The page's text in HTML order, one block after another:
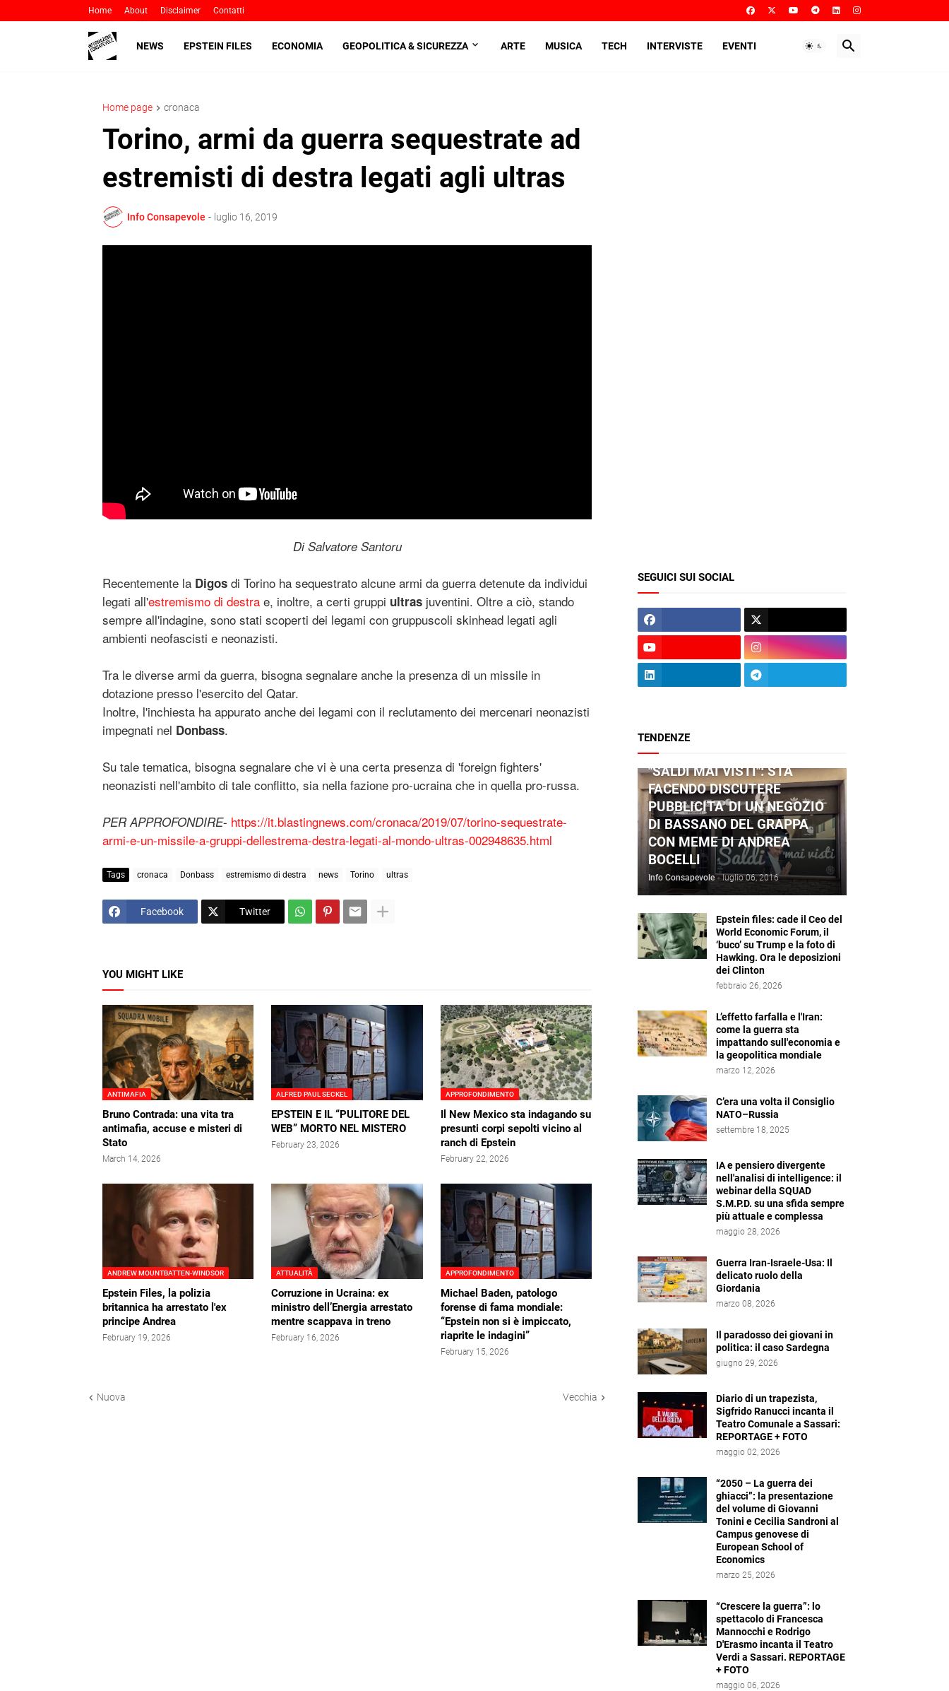
Home About Disclaimer Contatti
NEWS EPSTEIN FILES ECONOMIA GEOPOLITICA & SICUREZZA ARTE MUSICA TECH INTERVISTE EVENTI
Home page cronaca
Torino, armi da guerra sequestrate ad
estremisti di destra legati agli ultras
Info Consapevole - luglio 16, 2019
Di Salvatore Santoru
Recentemente la Digos di Torino ha sequestrato alcune armi da guerra detenute da individui
legati all'estremismo di destra e, inoltre, a certi gruppi ultras juventini. Oltre a ciò, stando
sempre all'indagine, sono stati scoperti dei legami con gruppuscoli skinhead legati agli
ambienti neofascisti e neonazisti.
Tra le diverse armi da guerra, bisogna segnalare anche la presenza di un missile in
dotazione presso l'esercito del Qatar.
Inoltre, l'inchiesta ha appurato anche dei legami con il reclutamento dei mercenari neonazisti
impegnati nel Donbass.
Su tale tematica, bisogna segnalare che vi è una certa presenza di 'foreign fighters'
neonazisti nell'ambito di tale conflitto, sia nella fazione pro-ucraina che in quella pro-russa.
PER APPROFONDIRE- https://it.blastingnews.com/cronaca/2019/07/torino-sequestrate-
armi-e-un-missile-a-gruppi-dellestrema-destra-legati-al-mondo-ultras-002948635.html
Tags cronaca Donbass estremismo di destra news Torino ultras
Facebook Twitter
YOU MIGHT LIKE
ANTIMAFIA
Bruno Contrada: una vita tra
antimafia, accuse e misteri di
Stato
March 14, 2026
ALFRED PAUL SECKEL
EPSTEIN E IL “PULITORE DEL
WEB” MORTO NEL MISTERO
February 23, 2026
APPROFONDIMENTO
Il New Mexico sta indagando su
presunti corpi sepolti vicino al
ranch di Epstein
February 22, 2026
ANDREW MOUNTBATTEN‑WINDSOR
Epstein Files, la polizia
britannica ha arrestato l'ex
principe Andrea
February 19, 2026
ATTUALITÀ
Corruzione in Ucraina: ex
ministro dell’Energia arrestato
mentre scappava in treno
February 16, 2026
APPROFONDIMENTO
Michael Baden, patologo
forense di fama mondiale:
“Epstein non si è impiccato,
riaprite le indagini”
February 15, 2026
Nuova Vecchia
SEGUICI SUI SOCIAL
TENDENZE
"SALDI MAI VISTI": STA
FACENDO DISCUTERE
PUBBLICITA' DI UN NEGOZIO
DI BASSANO DEL GRAPPA
CON MEME DI ANDREA
BOCELLI
Info Consapevole - luglio 06, 2016
Epstein files: cade il Ceo del
World Economic Forum, il
‘buco’ su Trump e la foto di
Hawking. Ora le deposizioni
dei Clinton
febbraio 26, 2026
L’effetto farfalla e l'Iran:
come la guerra sta
impattando sull'economia e
la geopolitica mondiale
marzo 12, 2026
C’era una volta il Consiglio
NATO–Russia
settembre 18, 2025
IA e pensiero divergente
nell'analisi di intelligence: il
webinar della SQUAD
S.M.P.D. su una sfida sempre
più attuale e complessa
maggio 28, 2026
Guerra Iran-Israele-Usa: Il
delicato ruolo della
Giordania
marzo 08, 2026
Il paradosso dei giovani in
politica: il caso Sardegna
giugno 29, 2026
Diario di un trapezista,
Sigfrido Ranucci incanta il
Teatro Comunale a Sassari:
REPORTAGE + FOTO
maggio 02, 2026
“2050 – La guerra dei
ghiacci”: la presentazione
del volume di Giovanni
Tonini e Cecilia Sandroni al
Campus genovese di
European School of
Economics
marzo 25, 2026
“Crescere la guerra”: lo
spettacolo di Francesca
Mannocchi e Rodrigo
D'Erasmo incanta il Teatro
Verdi a Sassari. REPORTAGE
+ FOTO
maggio 06, 2026